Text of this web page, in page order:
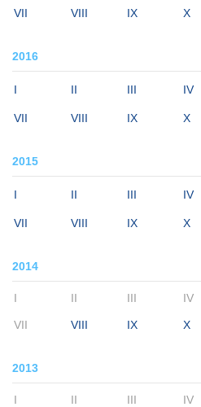
VII VIII IX X
2016
I II III IV
VII VIII IX X
2015
I II III IV
VII VIII IX X
2014
I II III IV
VII VIII IX X
2013
I II III IV